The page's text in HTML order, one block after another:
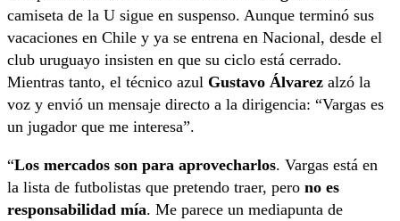
camiseta de la U sigue en suspenso. Aunque terminó sus
vacaciones en Chile y ya se entrena en Nacional, desde el
club uruguayo insisten en que su ciclo está cerrado.
Mientras tanto, el técnico azul Gustavo Álvarez alzó la
voz y envió un mensaje directo a la dirigencia: “Vargas es
un jugador que me interesa”.
“Los mercados son para aprovecharlos. Vargas está en
la lista de futbolistas que pretendo traer, pero no es
responsabilidad mía. Me parece un mediapunta de